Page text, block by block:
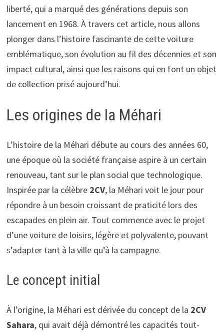
liberté, qui a marqué des générations depuis son
lancement en 1968. À travers cet article, nous allons
plonger dans l’histoire fascinante de cette voiture
emblématique, son évolution au fil des décennies et son
impact cultural, ainsi que les raisons qui en font un objet
de collection prisé aujourd’hui.
Les origines de la Méhari
L’histoire de la Méhari débute au cours des années 60,
une époque où la société française aspire à un certain
renouveau, tant sur le plan social que technologique.
Inspirée par la célèbre 2CV, la Méhari voit le jour pour
répondre à un besoin croissant de praticité lors des
escapades en plein air. Tout commence avec le projet
d’une voiture de loisirs, légère et polyvalente, pouvant
s’adapter tant à la ville qu’à la campagne.
Le concept initial
À l’origine, la Méhari est dérivée du concept de la 2CV
Sahara, qui avait déjà démontré les capacités tout-